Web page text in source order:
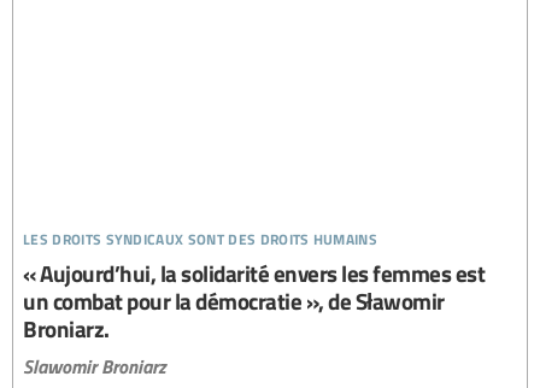
les droits syndicaux sont des droits humains
« Aujourd’hui, la solidarité envers les femmes est
un combat pour la démocratie », de Sławomir
Broniarz.
Slawomir Broniarz